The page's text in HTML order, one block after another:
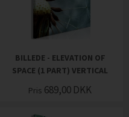
BILLEDE - ELEVATION OF
SPACE (1 PART) VERTICAL
Pris 689,00 DKK